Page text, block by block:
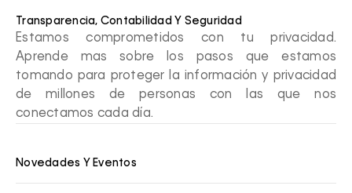
Transparencia, Contabilidad Y Seguridad
Estamos comprometidos con tu privacidad.
Aprende mas sobre los pasos que estamos
tomando para proteger la información y privacidad
de millones de personas con las que nos
conectamos cada día.
Novedades Y Eventos